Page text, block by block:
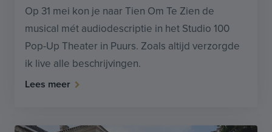
Op 31 mei kon je naar Tien Om Te Zien de
musical mét audiodescriptie in het Studio 100
Pop-Up Theater in Puurs. Zoals altijd verzorgde
ik live alle beschrijvingen.
Lees meer